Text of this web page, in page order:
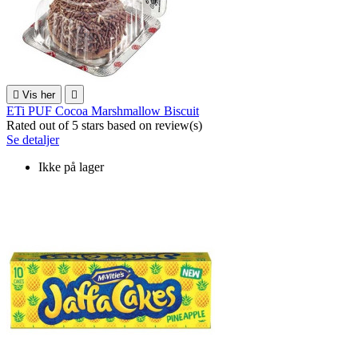
 Vis her 
ETi PUF Cocoa Marshmallow Biscuit
Rated out of 5 stars based on review(s)
Se detaljer
Ikke på lager